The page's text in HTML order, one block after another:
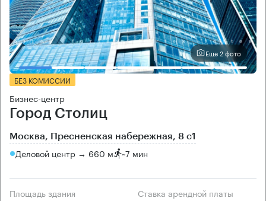
Еще 2 фото
БЕЗ КОМИССИИ
Бизнес-центр
Город Столиц
Москва, Пресненская набережная, 8 с1
Деловой центр → 660 м ~7 мин
Площадь здания Ставка арендной платы